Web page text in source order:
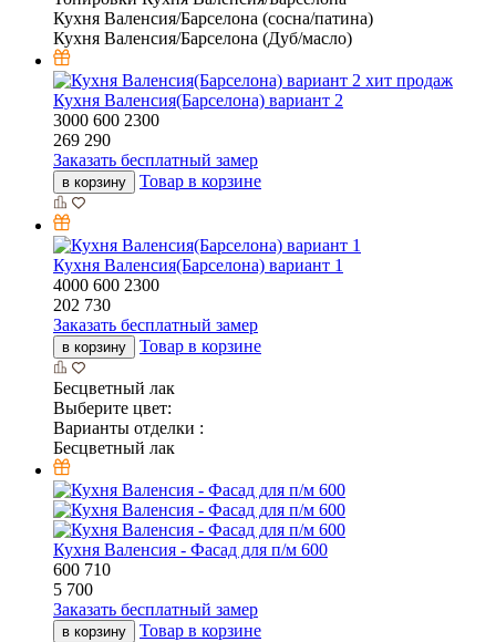
Кухня Валенсия/Барселона (сосна/патина)
Кухня Валенсия/Барселона (Дуб/масло)
хит продаж
Кухня Валенсия(Барселона) вариант 2
3000 600 2300
269 290
Заказать бесплатный замер
в корзину Товар в корзине
Кухня Валенсия(Барселона) вариант 1
4000 600 2300
202 730
Заказать бесплатный замер
в корзину Товар в корзине
Бесцветный лак
Выберите цвет:
Варианты отделки :
Бесцветный лак
Кухня Валенсия - Фасад для п/м 600
600 710
5 700
Заказать бесплатный замер
в корзину Товар в корзине